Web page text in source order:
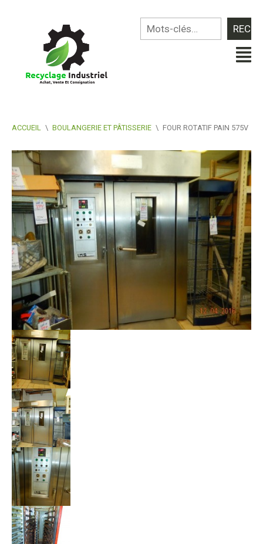
ACCUEIL \ BOULANGERIE ET PÂTISSERIE \ FOUR ROTATIF PAIN 575V